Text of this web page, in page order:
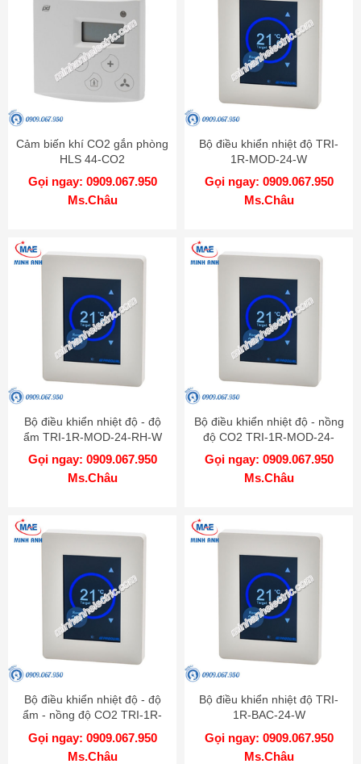
Cảm biến khí CO2 gắn phòng
HLS 44-CO2
Gọi ngay: 0909.067.950
Ms.Châu
Bộ điều khiển nhiệt độ TRI-
1R-MOD-24-W
Gọi ngay: 0909.067.950
Ms.Châu
Bộ điều khiển nhiệt độ - độ
ẩm TRI-1R-MOD-24-RH-W
Gọi ngay: 0909.067.950
Ms.Châu
Bộ điều khiển nhiệt độ - nồng
độ CO2 TRI-1R-MOD-24-
CO2-W
Gọi ngay: 0909.067.950
Ms.Châu
Bộ điều khiển nhiệt độ - độ
ẩm - nồng độ CO2 TRI-1R-
MOD-24-RH-CO2-W
Gọi ngay: 0909.067.950
Ms.Châu
Bộ điều khiển nhiệt độ TRI-
1R-BAC-24-W
Gọi ngay: 0909.067.950
Ms.Châu